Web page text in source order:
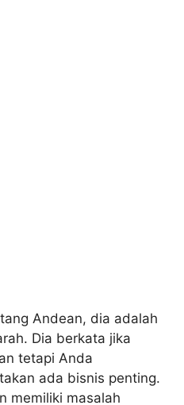
Andean, dia adalah
Dia berkata jika
tetapi Anda
ada bisnis penting.
memiliki masalah